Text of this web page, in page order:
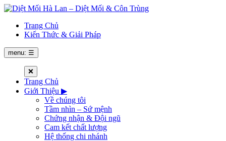
Trang Chủ
Kiến Thức & Giải Pháp
menu: ☰
❌
Trang Chủ
Giới Thiệu ▶
Về chúng tôi
Tầm nhìn – Sứ mệnh
Chứng nhận & Đội ngũ
Cam kết chất lượng
Hệ thống chi nhánh